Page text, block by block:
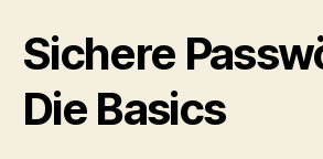
Sichere
Die Basics